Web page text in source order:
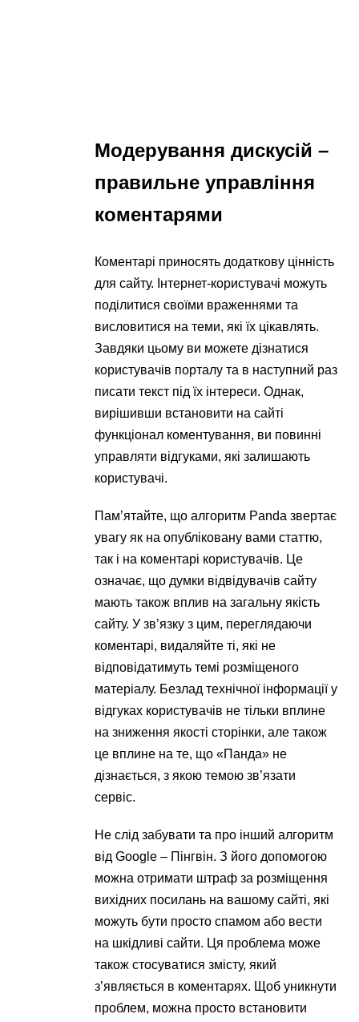
Модерування дискусій –
правильне управління
коментарями
Коментарі приносять додаткову цінність
для сайту. Інтернет-користувачі можуть
поділитися своїми враженнями та
висловитися на теми, які їх цікавлять.
Завдяки цьому ви можете дізнатися
користувачів порталу та в наступний раз
писати текст під їх інтереси. Однак,
вирішивши встановити на сайті
функціонал коментування, ви повинні
управляти відгуками, які залишають
користувачі.
Пам’ятайте, що алгоритм Panda звертає
увагу як на опубліковану вами статтю,
так і на коментарі користувачів. Це
означає, що думки відвідувачів сайту
мають також вплив на загальну якість
сайту. У зв’язку з цим, переглядаючи
коментарі, видаляйте ті, які не
відповідатимуть темі розміщеного
матеріалу. Безлад технічної інформації у
відгуках користувачів не тільки вплине
на зниження якості сторінки, але також
це вплине на те, що «Панда» не
дізнається, з якою темою зв’язати
сервіс.
Не слід забувати та про інший алгоритм
від Google – Пінгвін. З його допомогою
можна отримати штраф за розміщення
вихідних посилань на вашому сайті, які
можуть бути просто спамом або вести
на шкідливі сайти. Ця проблема може
також стосуватися змісту, який
з’являється в коментарях. Щоб уникнути
проблем, можна просто встановити